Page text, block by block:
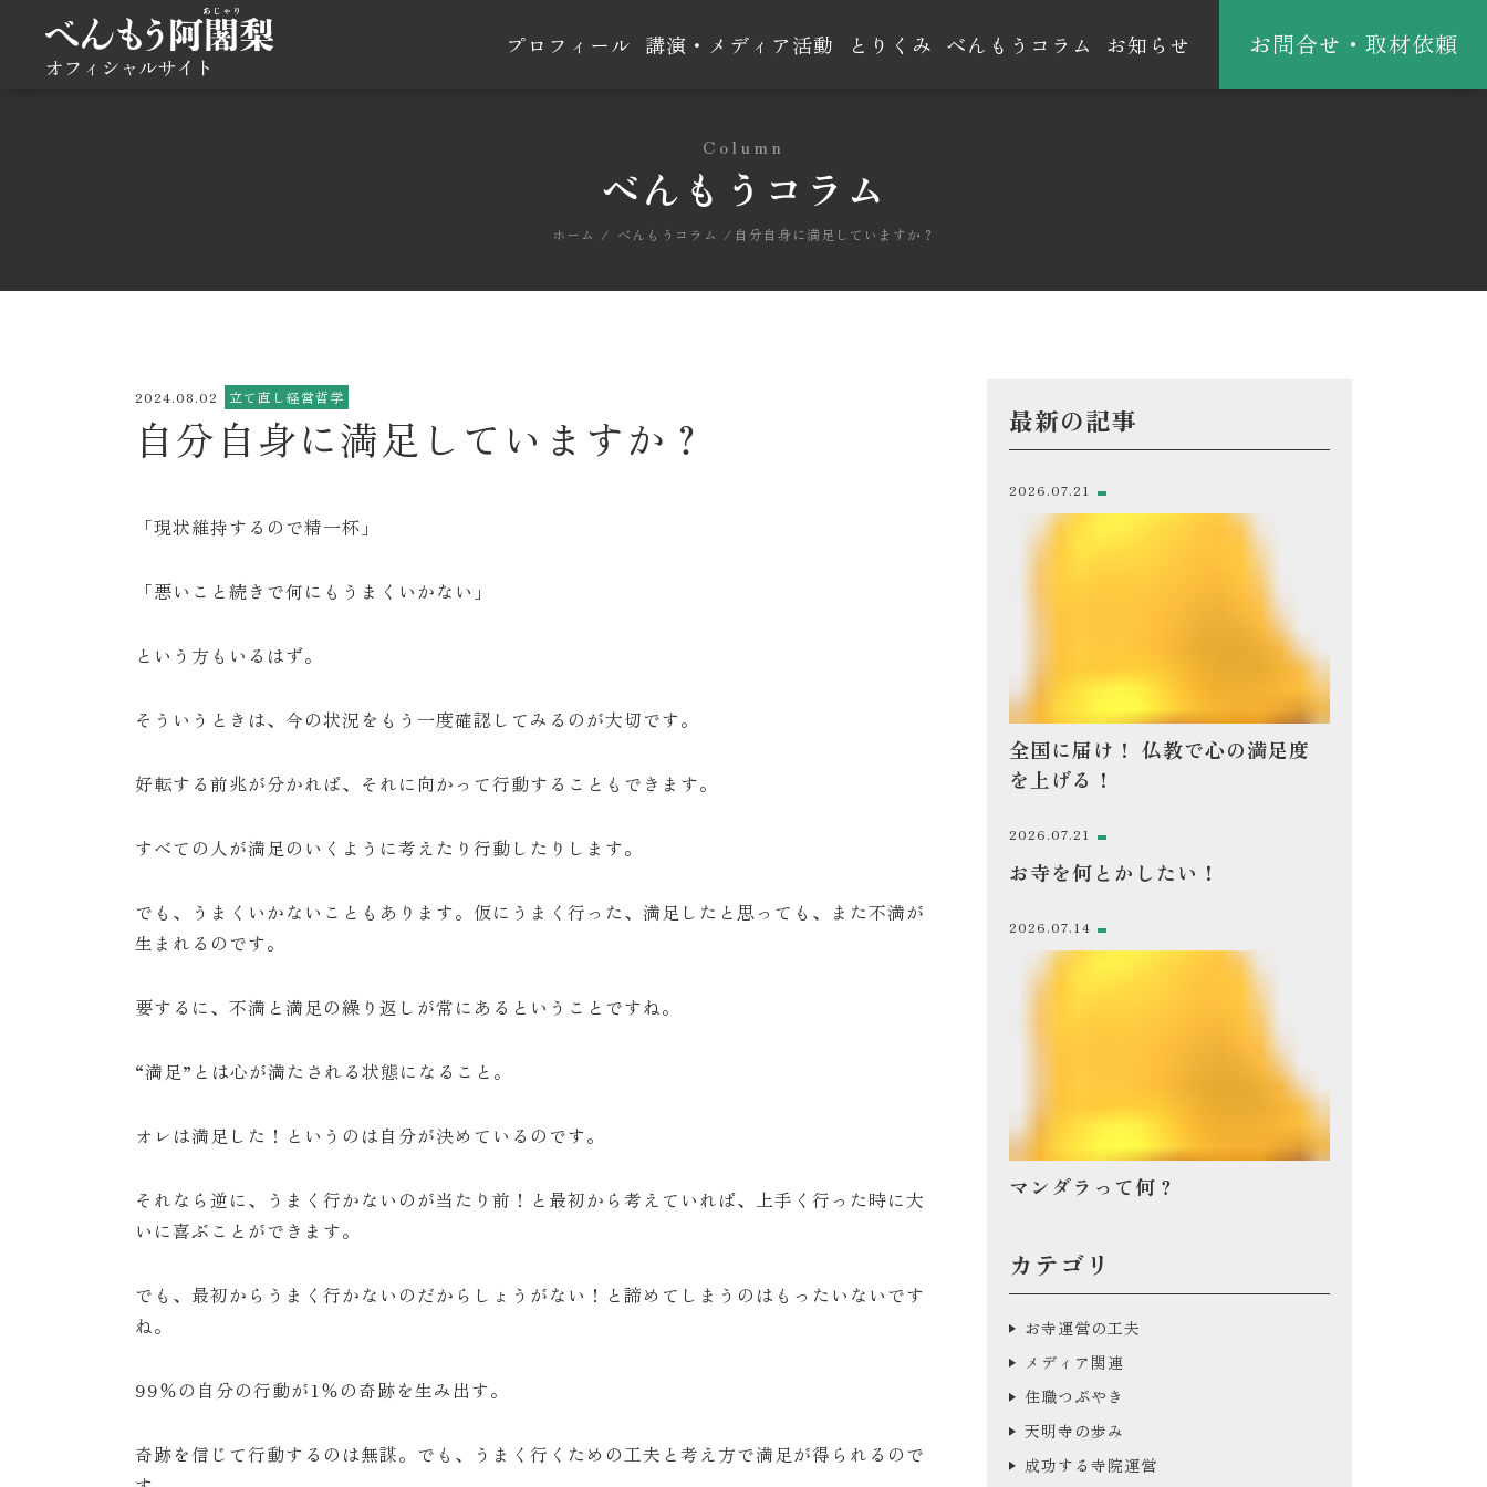
オフィシャルサイト
プロフィール 講演・メディア活動 とりくみ べんもうコラム お知らせ お問合せ・取材依頼
Column
べんもうコラム
ホーム べんもうコラム 自分自身に満足していますか？
2024.08.02 立て直し経営哲学
自分自身に満足していますか？
「現状維持するので精一杯」
「悪いこと続きで何にもうまくいかない」
という方もいるはず。
そういうときは、今の状況をもう一度確認してみるのが大切です。
好転する前兆が分かれば、それに向かって行動することもできます。
すべての人が満足のいくように考えたり行動したりします。
でも、うまくいかないこともあります。仮にうまく行った、満足したと思っても、また不満が
生まれるのです。
要するに、不満と満足の繰り返しが常にあるということですね。
“満足”とは心が満たされる状態になること。
オレは満足した！というのは自分が決めているのです。
それなら逆に、うまく行かないのが当たり前！と最初から考えていれば、上手く行った時に大
いに喜ぶことができます。
でも、最初からうまく行かないのだからしょうがない！と諦めてしまうのはもったいないです
ね。
99％の自分の行動が1％の奇跡を生み出す。
奇跡を信じて行動するのは無謀。でも、うまく行くための工夫と考え方で満足が得られるので
最新の記事
2026.07.21
全国に届け！ 仏教で心の満足度
を上げる！
2026.07.21
お寺を何とかしたい！
2026.07.14
マンダラって何？
カテゴリ
お寺運営の工夫
メディア関連
住職つぶやき
天明寺の歩み
成功する寺院運営